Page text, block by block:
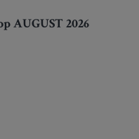
AUGUST 2026